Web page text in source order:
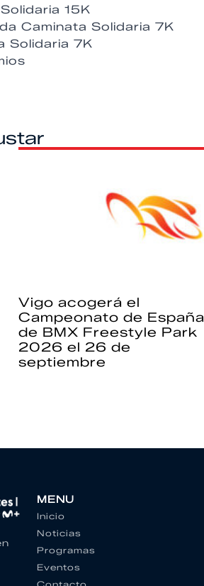
15K
Caminata Solidaria 7K
Solidaria 7K
Vigo acogerá el
Campeonato de España
de BMX Freestyle Park
2026 el 26 de
septiembre
MENU
Inicio
Noticias
Programas
Eventos